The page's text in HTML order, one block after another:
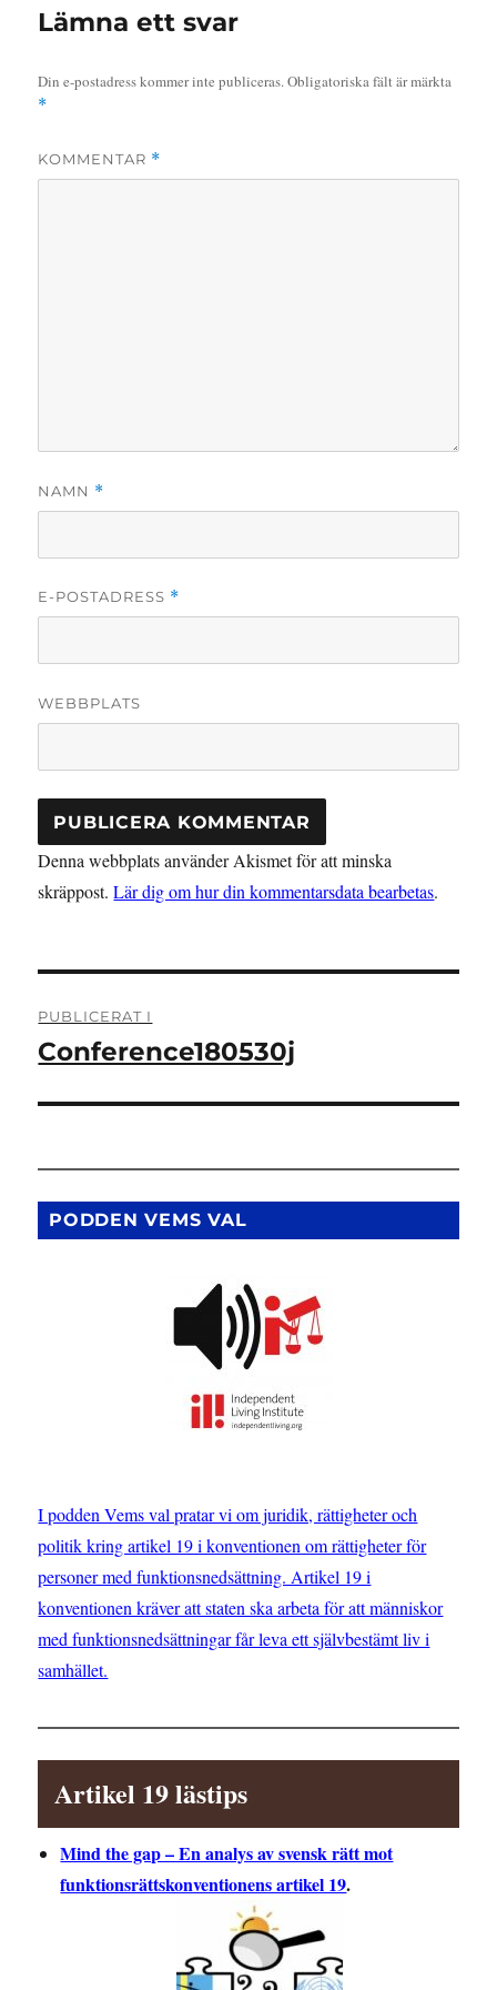
Lämna ett svar
Din e-postadress kommer inte publiceras.Obligatoriska fält är märkta
*
KOMMENTAR *
NAMN *
E-POSTADRESS *
WEBBPLATS
Denna webbplats använder Akismet för att minska
skräppost.Lär dig om hur din kommentarsdata bearbetas.
PUBLICERAT I
Conference180530j
PODDEN VEMS VAL
I podden Vems val pratar vi om juridik, rättigheter och
politik kring artikel 19 i konventionen om rättigheter för
personer med funktionsnedsättning. Artikel 19 i
konventionen kräver att staten ska arbeta för att människor
med funktionsnedsättningar får leva ett självbestämt liv i
samhället.
Artikel 19 lästips
Mind the gap – En analys av svensk rätt mot
funktionsrättskonventionens artikel 19.